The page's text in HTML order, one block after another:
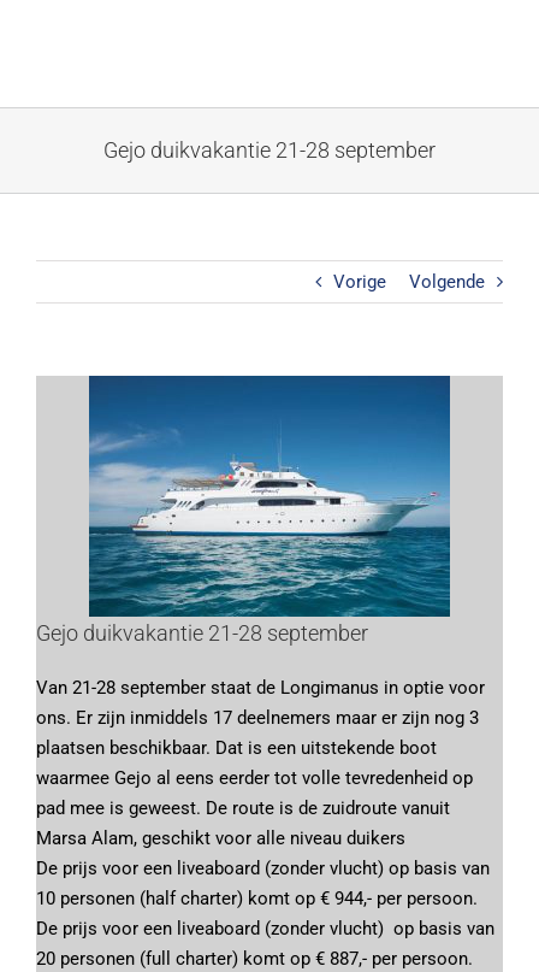
Gejo duikvakantie 21-28 september
Vorige Volgende
afbeelding
Gejo duikvakantie 21-28 september
Van 21-28 september staat de Longimanus in optie voor
ons. Er zijn inmiddels 17 deelnemers maar er zijn nog 3
plaatsen beschikbaar. Dat is een uitstekende boot
waarmee Gejo al eens eerder tot volle tevredenheid op
pad mee is geweest. De route is de zuidroute vanuit
Marsa Alam, geschikt voor alle niveau duikers
De prijs voor een liveaboard (zonder vlucht) op basis van
10 personen (half charter) komt op € 944,- per persoon.
De prijs voor een liveaboard (zonder vlucht) op basis van
20 personen (full charter) komt op € 887,- per persoon.